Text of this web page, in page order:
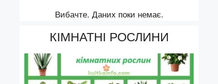
Вибачте. Даних поки немає.
КІМНАТНІ РОСЛИНИ